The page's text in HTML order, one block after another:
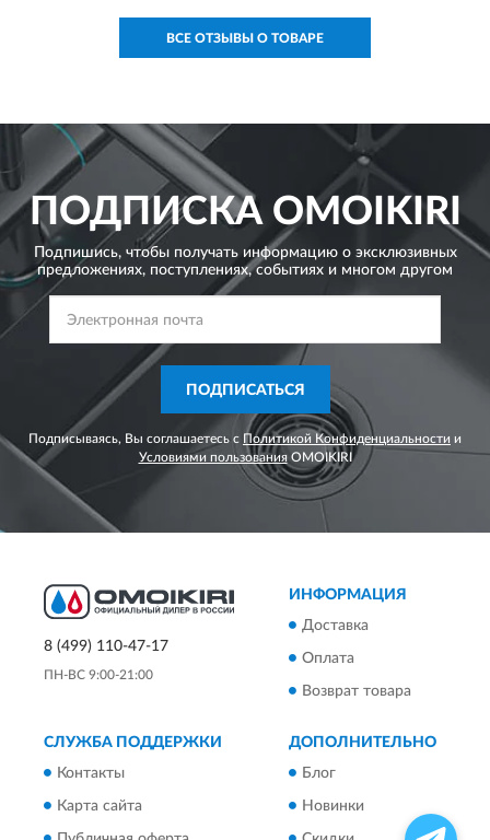
ВСЕ ОТЗЫВЫ О ТОВАРЕ
ПОДПИСКАOMOIKIRI
Подпишись, чтобы получать информацию о эксклюзивных
предложениях, поступлениях, событиях и многом другом
ПОДПИСАТЬСЯ
Подписываясь, Вы соглашаетесь с Политикой Конфиденциальности и
Условиями пользованияOMOIKIRI
8 (499) 110-47-17
ПН-ВС 9:00-21:00
ИНФОРМАЦИЯ
Доставка
Оплата
Возврат товара
СЛУЖБА ПОДДЕРЖКИ
Контакты
Карта сайта
ДОПОЛНИТЕЛЬНО
Блог
Новинки